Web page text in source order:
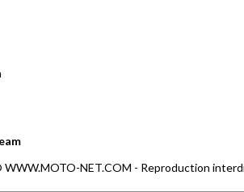
WWW.MOTO-NET.COM - Reproduction